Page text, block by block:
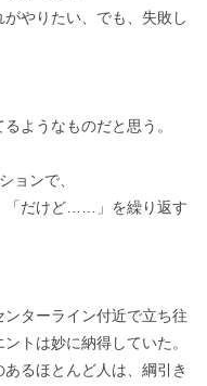
がやりたい、でも、失敗し
ようなものだと思う。
ョンで、
「だけど……」を繰り返す
ンターライン付近で立ち往
トは妙に納得していた。
るほとんど人は、綱引き